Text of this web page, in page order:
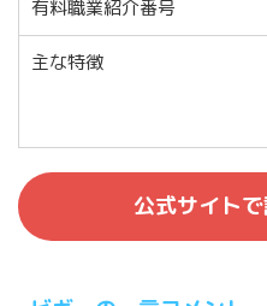
有料職業紹介番号
主な特徴
公式サイト